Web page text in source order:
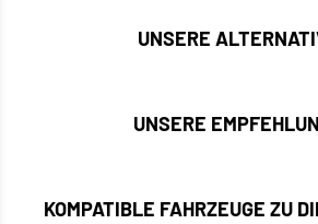
UNSERE
UNSERE
KOMPATIBLE FAHRZEUGE ZU